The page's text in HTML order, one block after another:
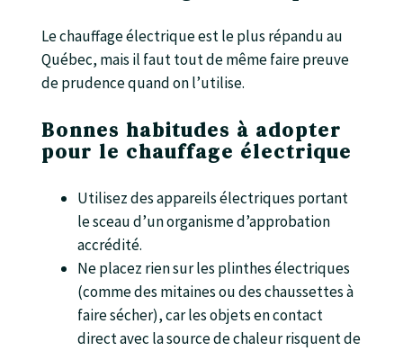
Le chauffage électrique est le plus répandu au
Québec, mais il faut tout de même faire preuve
de prudence quand on l’utilise.
Bonnes habitudes à adopter
pour le chauffage électrique
Utilisez des appareils électriques portant
le sceau d’un organisme d’approbation
accrédité.
Ne placez rien sur les plinthes électriques
(comme des mitaines ou des chaussettes à
faire sécher), car les objets en contact
direct avec la source de chaleur risquent de